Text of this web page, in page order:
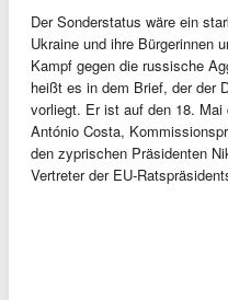
Der Sonderstatus wäre ein
Ukraine und ihre Bürgerinnen
Kampf gegen die russische
heißt es in dem Brief, der der
vorliegt. Er ist auf den 18.
António Costa,
den zyprischen Präsidenten
Vertreter der EU-